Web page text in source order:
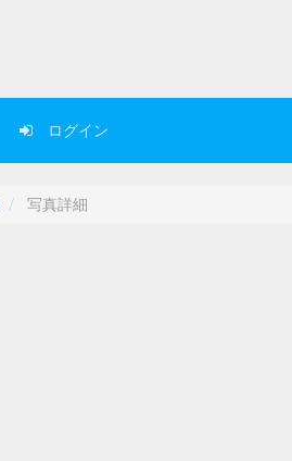
ログイン
写真詳細